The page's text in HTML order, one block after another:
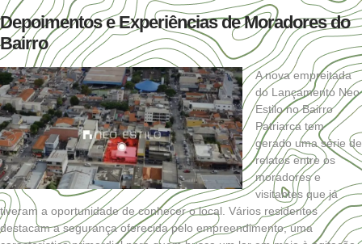
Depoimentos e Experiências de Moradores do
Bairro
A nova empreitada
do Lançamento Neo
Estilo no Bairro
Patriarca tem
gerado uma série de
relatos entre os
moradores e
visitantes que já
tiveram a oportunidade de conhecer o local. Vários residentes
destacam a segurança oferecida pelo empreendimento, uma